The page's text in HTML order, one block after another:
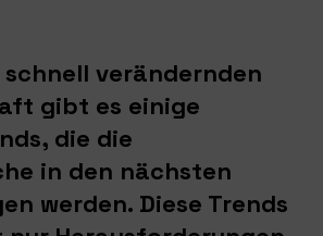
verändernden
gibt es einige
die die
in den nächsten
werden. Diese Trends